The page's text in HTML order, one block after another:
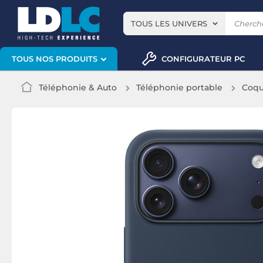
TOUS LES UNIVERS
TOUS NOS PRODUITS CONFIGURATEUR PC
Téléphonie & Auto Téléphonie portable